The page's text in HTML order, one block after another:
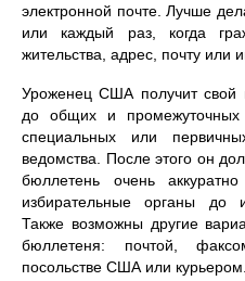
электронной почте. Лучше
или каждый раз, когда
жительства, адрес, почту или
Уроженец США получит свой
до общих и
специальных или
ведомства. После этого он
бюллетень очень
избирательные органы до
Также возможны другие
бюллетеня: почтой,
посольстве США или курьером.